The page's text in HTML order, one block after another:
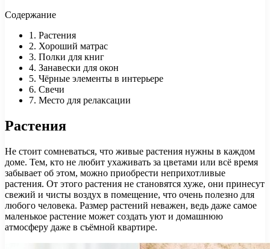
Содержание
1. Растения
2. Хороший матрас
3. Полки для книг
4. Занавески для окон
5. Чёрные элементы в интерьере
6. Свечи
7. Место для релаксации
Растения
Не стоит сомневаться, что живые растения нужны в каждом
доме. Тем, кто не любит ухаживать за цветами или всё время
забывает об этом, можно приобрести неприхотливые
растения. От этого растения не становятся хуже, они принесут
свежий и чисты воздух в помещение, что очень полезно для
любого человека. Размер растений неважен, ведь даже самое
маленькое растение может создать уют и домашнюю
атмосферу даже в съёмной квартире.